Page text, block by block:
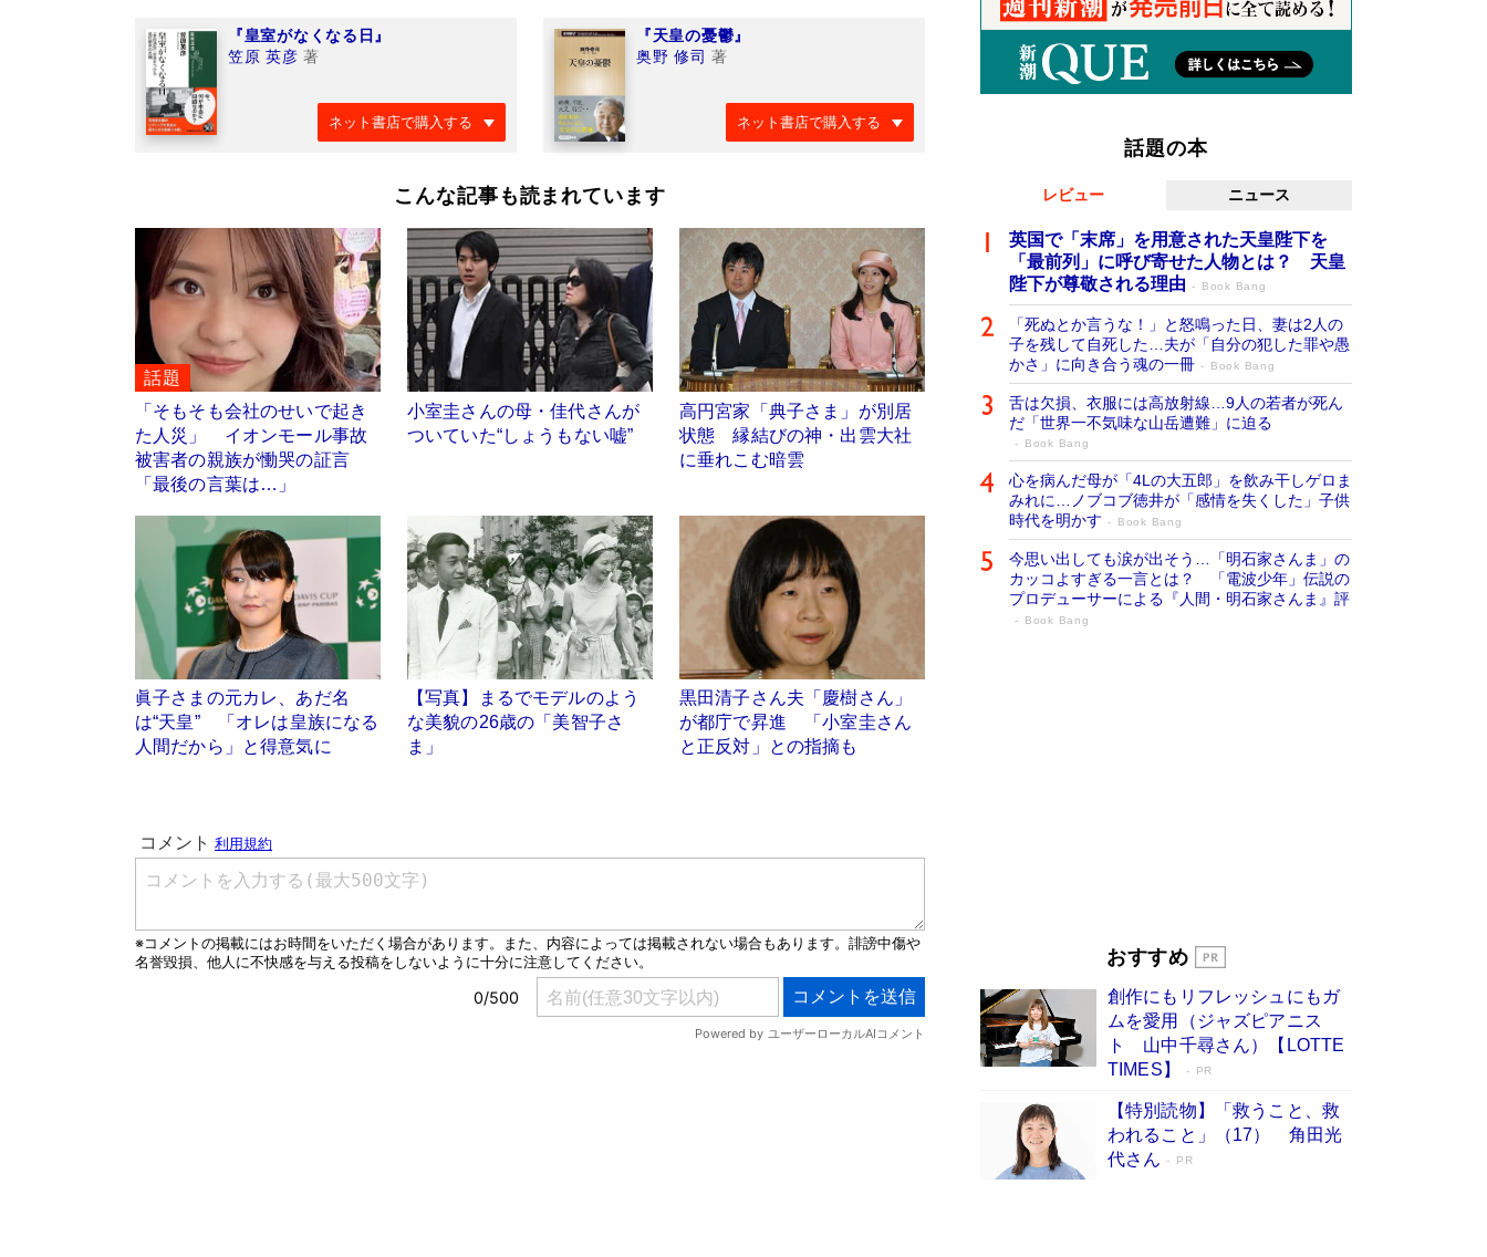
『皇室がなくなる日』
笠原 英彦 著
ネット書店で購入する
『天皇の憂鬱』
奥野 修司 著
ネット書店で購入する
こんな記事も読まれています
話題
「そもそも会社のせいで起き
た人災」 イオンモール事故
被害者の親族が慟哭の証言
「最後の言葉は…」
小室圭さんの母・佳代さんが
ついていた“しょうもない嘘”
高円宮家「典子さま」が別居
状態 縁結びの神・出雲大社
に垂れこむ暗雲
眞子さまの元カレ、あだ名
は“天皇” 「オレは皇族になる
人間だから」と得意気に
【写真】まるでモデルのよう
な美貌の26歳の「美智子さ
ま」
黒田清子さん夫「慶樹さん」
が都庁で昇進 「小室圭さん
と正反対」との指摘も
話題の本
レビュー ニュース
英国で「末席」を用意された天皇陛下を
「最前列」に呼び寄せた人物とは？ 天皇
陛下が尊敬される理由
Book Bang
「死ぬとか言うな！」と怒鳴った日、妻は2人の
子を残して自死した…夫が「自分の犯した罪や愚
かさ」に向き合う魂の一冊
Book Bang
舌は欠損、衣服には高放射線…9人の若者が死ん
だ「世界一不気味な山岳遭難」に迫る
Book Bang
心を病んだ母が「4Lの大五郎」を飲み干しゲロま
みれに…ノブコブ徳井が「感情を失くした」子供
時代を明かす
Book Bang
今思い出しても涙が出そう…「明石家さんま」の
カッコよすぎる一言とは？ 「電波少年」伝説の
プロデューサーによる『人間・明石家さんま』評
Book Bang
開発への関心を押し上げた18年の物語に幕 特装
Book Bang
「不意に涙が出そうに…」高嶋政伸が明かし
た“13歳の娘を暴行する役”への葛藤 インティマ
シーコーディネーターに支えられたNHK『大奥』
Book Bang
おすすめ
創作にもリフレッシュにもガ
ムを愛用（ジャズピアニス
ト 山中千尋さん）【LOTTE
TIMES】
PR
【特別読物】「救うこと、救
われること」（17） 角田光
代さん
PR